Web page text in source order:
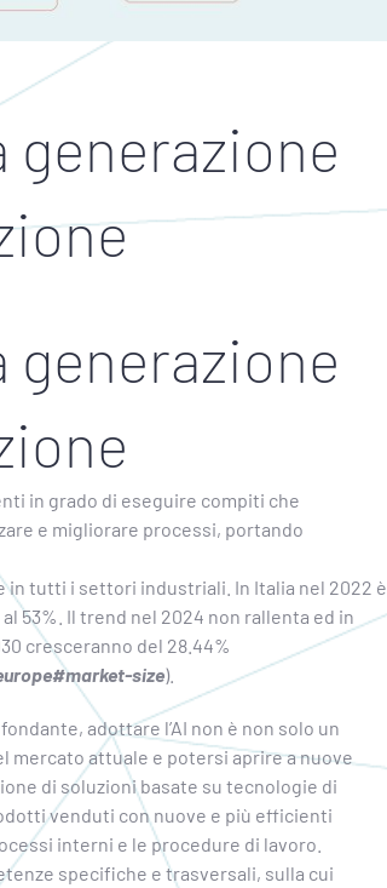
generazione
generazione
in grado di eseguire compiti che
e migliorare processi, portando
in tutti i settori industriali. In Italia nel 2022 è
53%. Il trend nel 2024 non rallenta ed in
cresceranno del 28.44%
size).
adottare l’AI non è non solo un
mercato attuale e potersi aprire a nuove
di soluzioni basate su tecnologie di
venduti con nuove e più efficienti
interni e le procedure di lavoro.
specifiche e trasversali, sulla cui